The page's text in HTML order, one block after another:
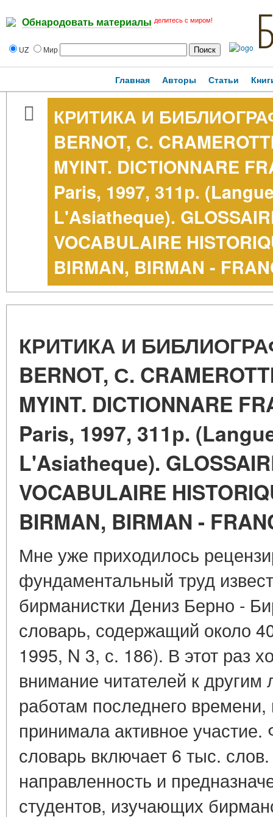
Обнародовать материалы делитесь с миром!
UZ Мир
Главная Авторы Статьи
КРИТИКА И
BERNOT, С.
MYINT. DICTIONNARE
Paris, 1997, 311р.
L'Asiatheque).
VOCABULAIRE
BIRMAN, BIRMAN -
КРИТИКА И
BERNOT, С.
MYINT. DICTIONNARE
Paris, 1997, 311р.
L'Asiatheque).
VOCABULAIRE
BIRMAN, BIRMAN -
Мне уже приходилось
фундаментальный труд
бирманистки Дениз Берно -
словарь, содержащий около
1995, N 3, с. 186). В этот раз
внимание читателей к другим
работам последнего
принимала активное
словарь включает 6 тыс.
направленность и
студентов, изучающих